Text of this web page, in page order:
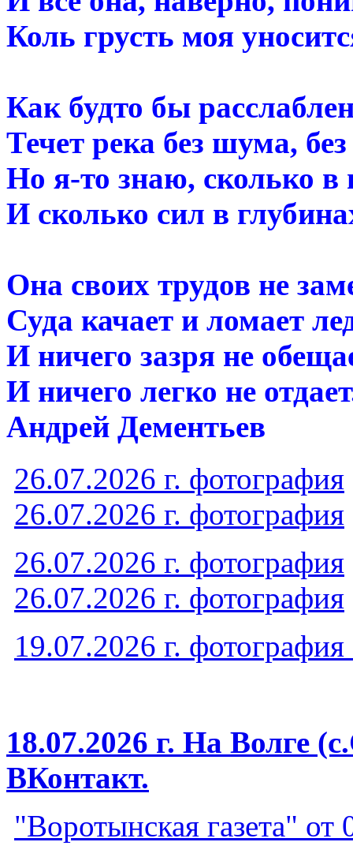
Коль грусть моя
Как будто бы
Течет река без шума,
Но я-то знаю, сколько в
И сколько сил в
Она своих трудов не
Суда качает и ломает
И ничего зазря не
И ничего легко не
Андрей Дементьев
26.07.2026 г. фотография
26.07.2026 г. фотография
26.07.2026 г. фотография
26.07.2026 г. фотография
19.07.2026 г.
18.07.2026 г. На Волге
ВКонтакт.
"Воротынская газета" от